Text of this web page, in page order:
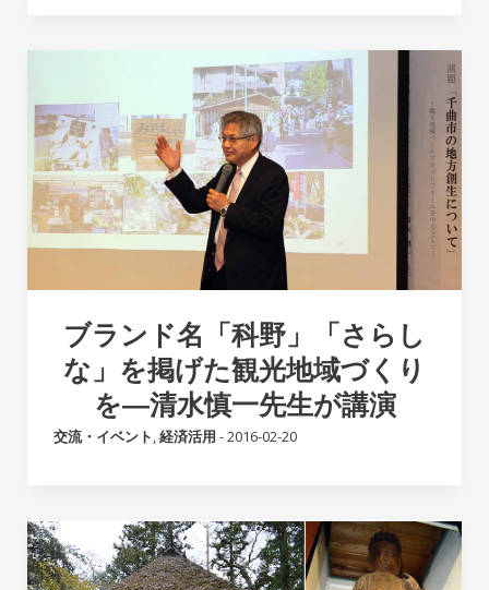
ブランド名「科野」「さらし
な」を掲げた観光地域づくり
を―清水慎一先生が講演
交流・イベント,経済活用 -2016-02-20